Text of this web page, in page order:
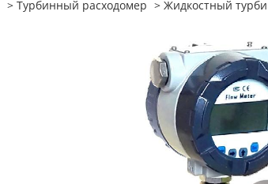
Турбинный расходомер Жидкостный